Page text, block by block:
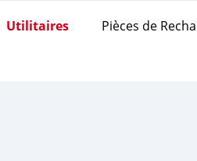
Utilitaires Pièces de